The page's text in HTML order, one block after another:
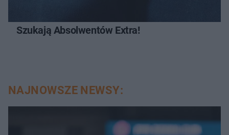
Szukają Absolwentów Extra!
NAJNOWSZE NEWSY: